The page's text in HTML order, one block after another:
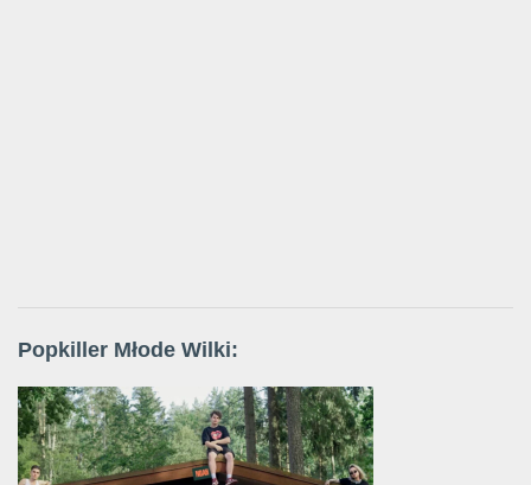
Popkiller Młode Wilki: